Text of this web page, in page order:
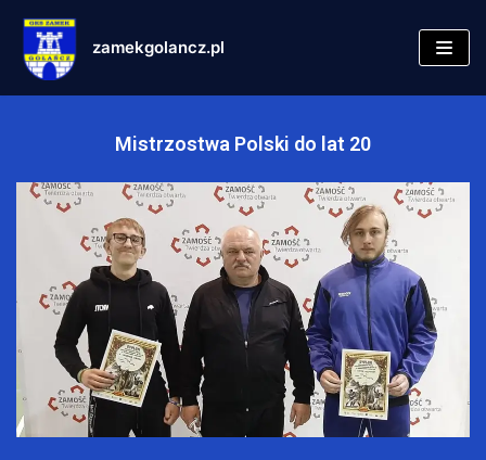
Skocz
do
treści
zamekgolancz.pl
Mistrzostwa Polski do lat 20